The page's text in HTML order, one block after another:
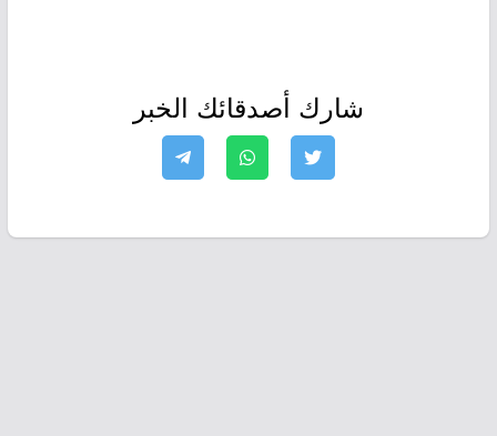
شارك أصدقائك الخبر